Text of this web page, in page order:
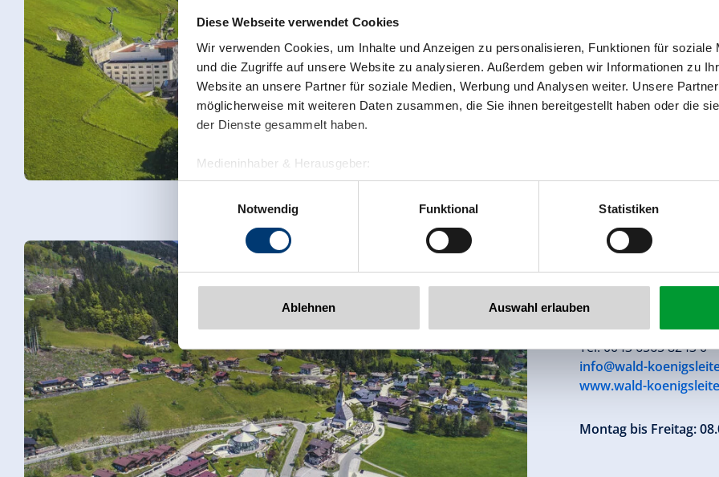
Diese Webseite verwendet Cookies
Wir verwenden Cookies, um Inhalte und Anzeigen zu personalisieren, Funktionen für soziale
und die Zugriffe auf unsere Website zu analysieren. Außerdem geben wir Informationen zu
Website an unsere Partner für soziale Medien, Werbung und Analysen weiter. Unsere
möglicherweise mit weiteren Daten zusammen, die Sie ihnen bereitgestellt haben oder die
der Dienste gesammelt haben.
Medieninhaber & Herausgeber:
Zeller Bergbahnen Zillertal GmbH & Co KG
Rohr 23// A-6280 Zell am Ziller
www.zillertalarena.com
Notwendig
Funktional Statistiken
Ablehnen Auswahl erlauben
Montag bis Freitag
Samstag von 09.00 –
Sonntag von 09.00 –
Nr. 126
5742 Wald im
Tel. 0043 6565 8243 0
info@wald-
www.wald-
Montag bis Freitag: